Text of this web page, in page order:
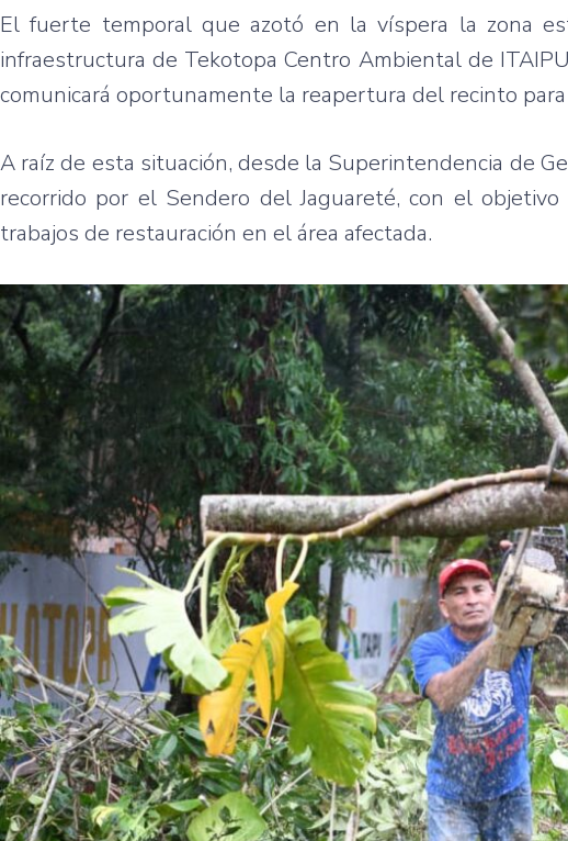
El fuerte temporal que azotó en la víspera la zona
infraestructura de Tekotopa Centro Ambiental de
comunicará oportunamente la reapertura del recinto
A raíz de esta situación, desde la Superintendencia de
recorrido por el Sendero del Jaguareté, con el
trabajos de restauración en el área afectada.